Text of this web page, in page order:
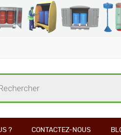
? CONTACTEZ-NOUS